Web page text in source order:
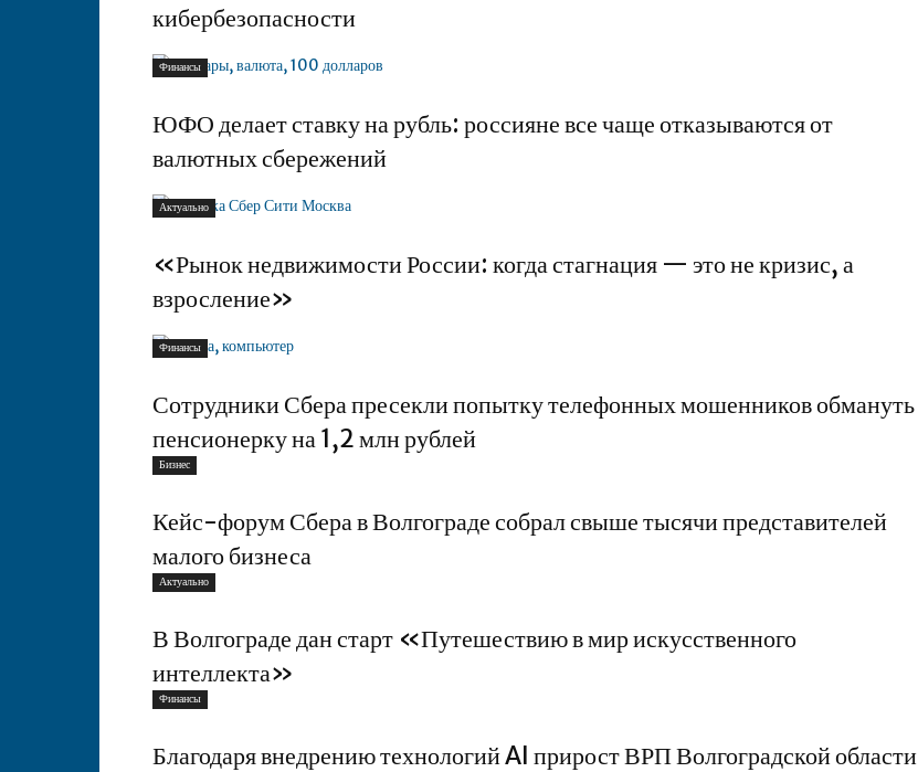
кибербезопасности
Финансы
ЮФО делает ставку на рубль: россияне все чаще отказываются от
валютных сбережений
Актуально
«Рынок недвижимости России: когда стагнация — это не кризис, а
взросление»
Финансы
Сотрудники Сбера пресекли попытку телефонных мошенников обмануть
пенсионерку на 1,2 млн рублей
Бизнес
Кейс-форум Сбера в Волгограде собрал свыше тысячи представителей
малого бизнеса
Актуально
В Волгограде дан старт «Путешествию в мир искусственного
интеллекта»
Финансы
Благодаря внедрению технологий AI прирост ВРП Волгоградской области